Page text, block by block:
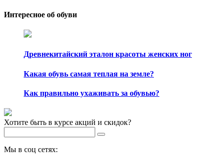
Интересное об обуви
Древнекитайский эталон красоты женских ног
Какая обувь самая теплая на земле?
Как правильно ухаживать за обувью?
Хотите быть в курсе акций и скидок?
Мы в соц сетях: